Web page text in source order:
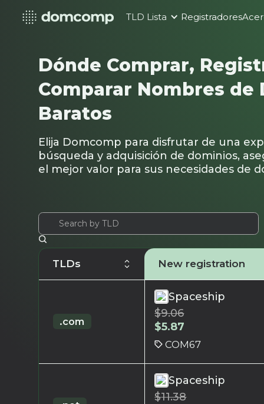
TLD Lista Registradores
Dónde Comprar,
Comparar Nombres de
Baratos
Elija Domcomp para disfrutar de una
búsqueda y adquisición de dominios,
el mejor valor para sus necesidades de
TLDs New registration
.com
Spaceship
$9.06
$5.87
COM67
Spaceship
$11.38